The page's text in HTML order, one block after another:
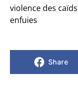
violence des
enfuies
Share